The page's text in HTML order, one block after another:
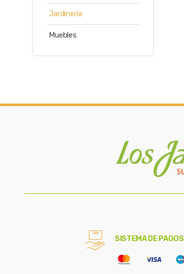
Jardinería
Muebles
SISTEMA DE PAGOS